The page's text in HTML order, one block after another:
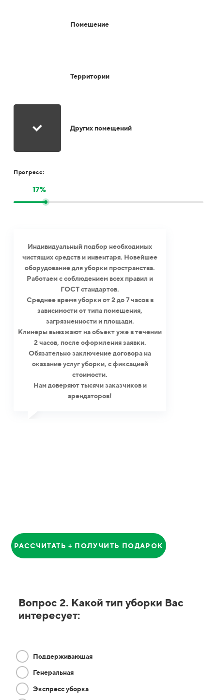
Помещение
Территории
Других помещений
Прогресс:
17%
Индивидуальный подбор необходимых
чистящих средств и инвентаря. Новейшее
оборудование для уборки пространства.
Работаем с соблюдением всех правил и
ГОСТ стандартов.
Среднее время уборки от 2 до 7 часов в
зависимости от типа помещения,
загрязненности и площади.
Клинеры выезжают на объект уже в течении
2 часов, после оформления заявки.
Обязательно заключение договора на
оказание услуг уборки, с фиксацией
стоимости.
Нам доверяют тысячи заказчиков и
арендаторов!
РАССЧИТАТЬ + ПОЛУЧИТЬ ПОДАРОК
Вопрос 2. Какой тип уборки Вас
интересует:
Поддерживающая
Генеральная
Экспресс уборка